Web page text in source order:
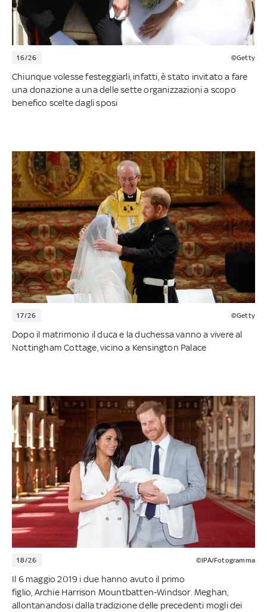
16/26 ©Getty
Chiunque volesse festeggiarli, infatti, è stato invitato a fare
una donazione a una delle sette organizzazioni a scopo
benefico scelte dagli sposi
17/26 ©Getty
Dopo il matrimonio il duca e la duchessa vanno a vivere al
Nottingham Cottage, vicino a Kensington Palace
18/26 ©IPA/Fotogramma
Il 6 maggio 2019 i due hanno avuto il primo
figlio, Archie Harrison Mountbatten-Windsor. Meghan,
allontanandosi dalla tradizione delle precedenti mogli dei